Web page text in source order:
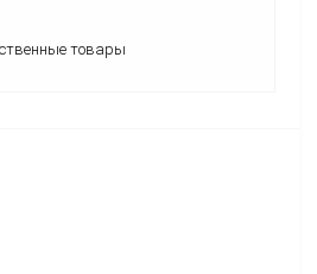
товары